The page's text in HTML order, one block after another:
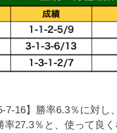
7-16】勝率6.3％に対し
率27.3％と、使って良